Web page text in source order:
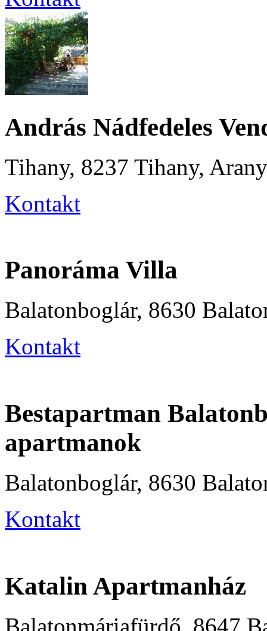
András Nádfedeles
Tihany, 8237 Tihany,
Kontakt
Panoráma Villa
Balatonboglár, 8630
Kontakt
Bestapartman
apartmanok
Balatonboglár, 8630
Kontakt
Katalin Apartmanház